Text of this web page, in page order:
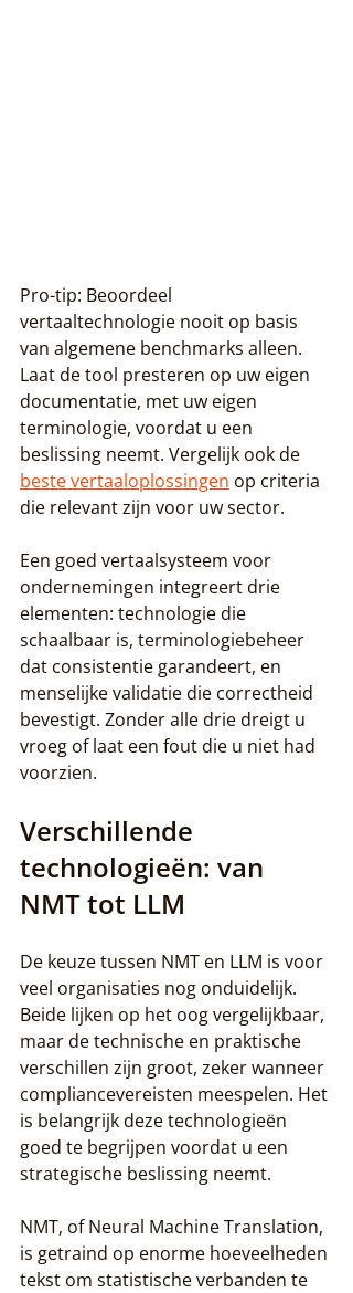
Pro-tip: Beoordeel
vertaaltechnologie nooit op basis
van algemene benchmarks alleen.
Laat de tool presteren op uw eigen
documentatie, met uw eigen
terminologie, voordat u een
beslissing neemt. Vergelijk ook de
beste vertaaloplossingen op criteria
die relevant zijn voor uw sector.
Een goed vertaalsysteem voor
ondernemingen integreert drie
elementen: technologie die
schaalbaar is, terminologiebeheer
dat consistentie garandeert, en
menselijke validatie die correctheid
bevestigt. Zonder alle drie dreigt u
vroeg of laat een fout die u niet had
voorzien.
Verschillende
technologieën: van
NMT tot LLM
De keuze tussen NMT en LLM is voor
veel organisaties nog onduidelijk.
Beide lijken op het oog vergelijkbaar,
maar de technische en praktische
verschillen zijn groot, zeker wanneer
compliancevereisten meespelen. Het
is belangrijk deze technologieën
goed te begrijpen voordat u een
strategische beslissing neemt.
NMT, of Neural Machine Translation,
is getraind op enorme hoeveelheden
tekst om statistische verbanden te